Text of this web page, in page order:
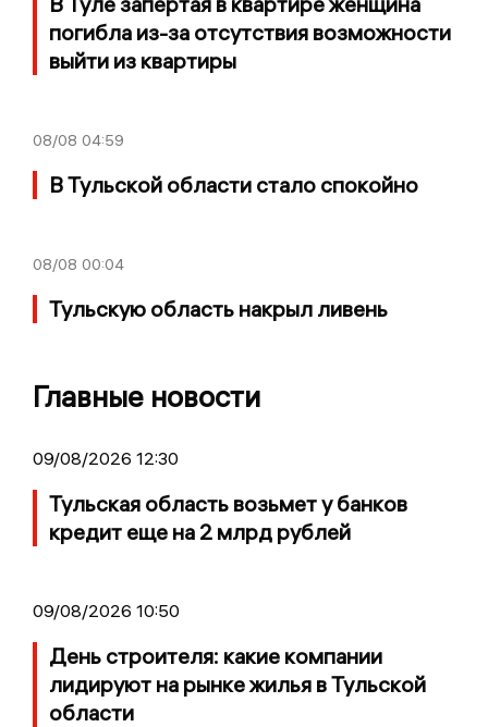
погибла из-за отсутствия возможности
выйти из квартиры
08/08 04:59
В Тульской области стало спокойно
08/08 00:04
Тульскую область накрыл ливень
Главные новости
09/08/2026 12:30
Тульская область возьмет у банков
кредит еще на 2 млрд рублей
09/08/2026 10:50
День строителя: какие компании
лидируют на рынке жилья в Тульской
области